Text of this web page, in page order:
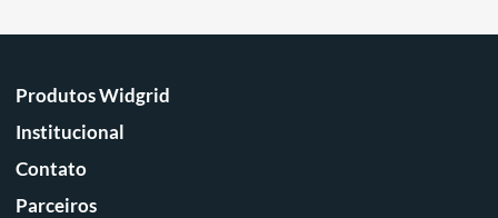
Produtos Widgrid
Institucional
Contato
Parceiros